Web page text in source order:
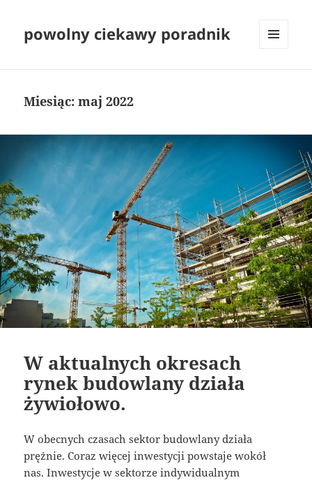
powolny ciekawy poradnik
Miesiąc:maj 2022
W aktualnych okresach
rynek budowlany działa
żywiołowo.
W obecnych czasach sektor budowlany działa
prężnie. Coraz więcej inwestycji powstaje wokół
nas. Inwestycje w sektorze indywidualnym